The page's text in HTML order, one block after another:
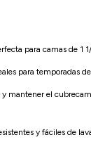
para camas de 1
para temporadas
mantener el
y fáciles de